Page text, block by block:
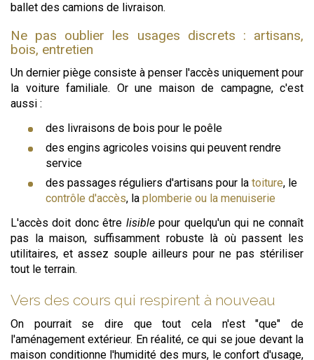
ballet des camions de livraison.
Ne pas oublier les usages discrets : artisans,
bois, entretien
Un dernier piège consiste à penser l'accès uniquement pour
la voiture familiale. Or une maison de campagne, c'est
aussi :
des livraisons de bois pour le poêle
des engins agricoles voisins qui peuvent rendre
service
des passages réguliers d'artisans pour la toiture, le
contrôle d'accès, la plomberie ou la menuiserie
L'accès doit donc être lisiblepour quelqu'un qui ne connaît
pas la maison, suffisamment robuste là où passent les
utilitaires, et assez souple ailleurs pour ne pas stériliser
tout le terrain.
Vers des cours qui respirent à nouveau
On pourrait se dire que tout cela n'est "que" de
l'aménagement extérieur. En réalité, ce qui se joue devant la
maison conditionne l'humidité des murs, le confort d'usage,